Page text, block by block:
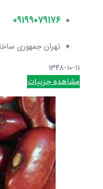
۰۹۱۹۹۰۷۹۱۷۶
تهران جمهوری
۱۳۴۸-۱۰-۱۱
مشاهده جزییات